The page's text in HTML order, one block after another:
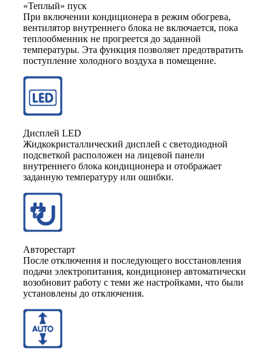
«Теплый» пуск
При включении кондиционера в режим обогрева,
вентилятор внутреннего блока не включается, пока
теплообменник не прогреется до заданной
температуры. Эта функция позволяет предотвратить
поступление холодного воздуха в помещение.
Дисплей LED
Жидкокристаллический дисплей с светодиодной
подсветкой расположен на лицевой панели
внутреннего блока кондиционера и отображает
заданную температуру или ошибки.
Авторестарт
После отключения и последующего восстановления
подачи электропитания, кондиционер автоматически
возобновит работу с теми же настройками, что были
установлены до отключения.